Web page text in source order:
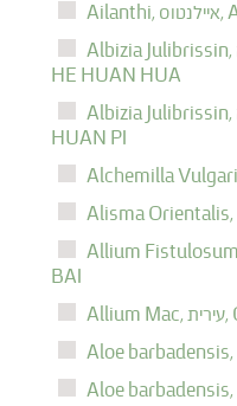
Ailanthi,
איילנטוס,
Albizia Julibrissin,
HE HUAN HUA
Albizia Julibrissin,
HUAN PI
Alchemilla
Alisma Orientalis,
Allium
BAI
Allium Mac,
עירית,
Aloe barbadensis,
Aloe barbadensis,